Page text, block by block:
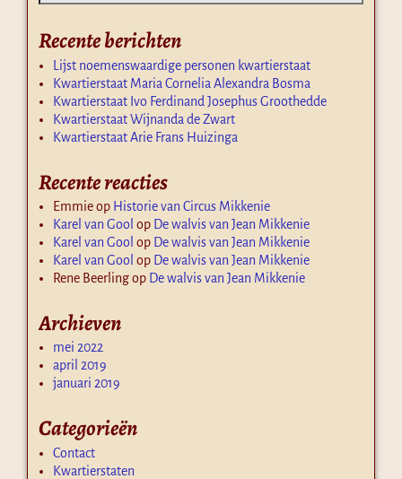
Recente berichten
Lijst noemenswaardige personen kwartierstaat
Kwartierstaat Maria Cornelia Alexandra Bosma
Kwartierstaat Ivo Ferdinand Josephus Groothedde
Kwartierstaat Wijnanda de Zwart
Kwartierstaat Arie Frans Huizinga
Recente reacties
Emmieop Historie van Circus Mikkenie
Karel van Gool op De walvis van Jean Mikkenie
Karel van Gool op De walvis van Jean Mikkenie
Karel van Gool op De walvis van Jean Mikkenie
Rene Beerlingop De walvis van Jean Mikkenie
Archieven
mei 2022
april 2019
januari 2019
Categorieën
Contact
Kwartierstaten